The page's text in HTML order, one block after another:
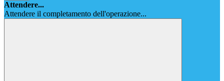
Attendere...
Attendere il completamento dell'operazione...